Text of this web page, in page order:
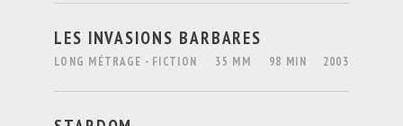
LES INVASIONS BARBARES
LONG MÉTRAGE - FICTION 35 MM 98 MIN 2003